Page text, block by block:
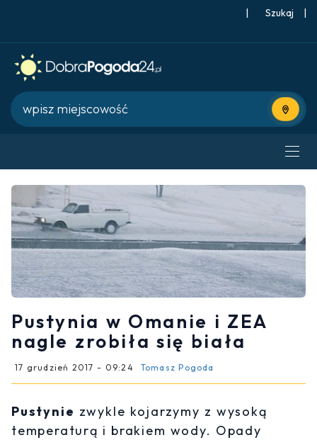
| |
Użyj
Pustynia w Omanie i ZEA
nagle zrobiła się biała
17 grudzień 2017 - 09:24 Tomasz Pogoda
Pustynie zwykle kojarzymy z wysoką
temperaturą i brakiem wody. Opady